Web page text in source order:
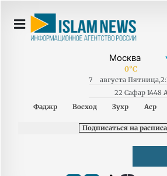
0°C
7 августа Пятница,
22 Сафар 1448
Фаджр
Восход Зухр Аср
Подписаться на